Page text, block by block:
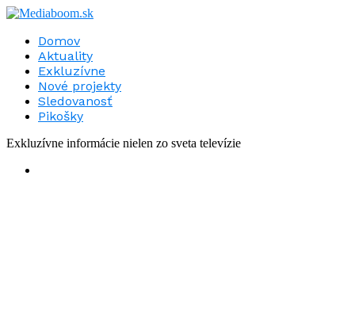
Domov
Aktuality
Exkluzívne
Nové projekty
Sledovanosť
Pikošky
Exkluzívne informácie nielen zo sveta televízie